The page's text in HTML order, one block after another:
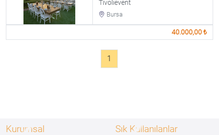
Tivolievent
Bursa
40.000,00 ₺
1
Kurumsal Sık Kullanılanlar